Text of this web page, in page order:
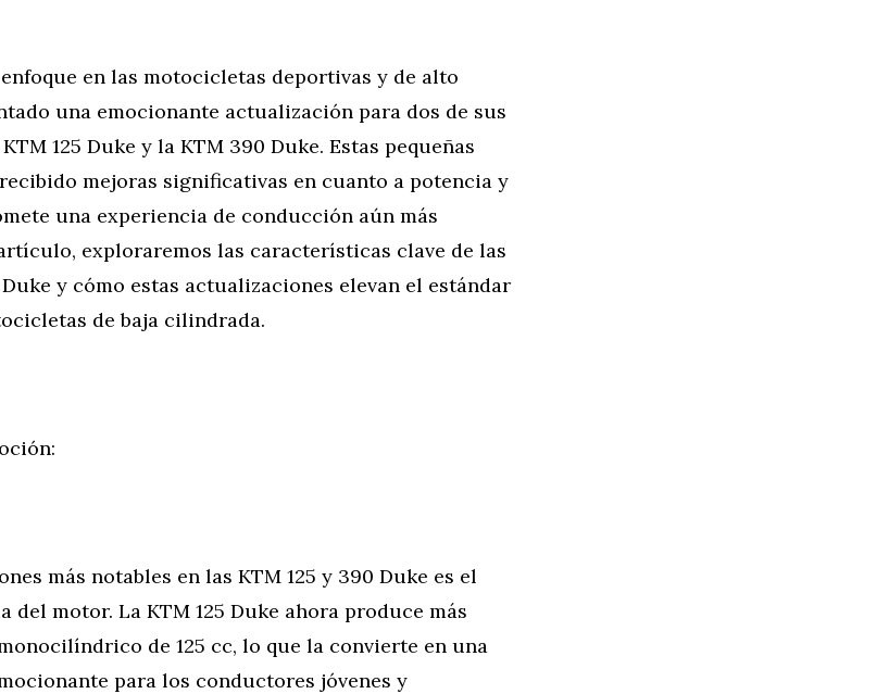
en las motocicletas deportivas y de alto
una emocionante actualización para dos de sus
125 Duke y la KTM 390 Duke. Estas pequeñas
mejoras significativas en cuanto a potencia y
una experiencia de conducción aún más
exploraremos las características clave de las
y cómo estas actualizaciones elevan el estándar
de baja cilindrada.
más notables en las KTM 125 y 390 Duke es el
del motor. La KTM 125 Duke ahora produce más
de 125 cc, lo que la convierte en una
para los conductores jóvenes y